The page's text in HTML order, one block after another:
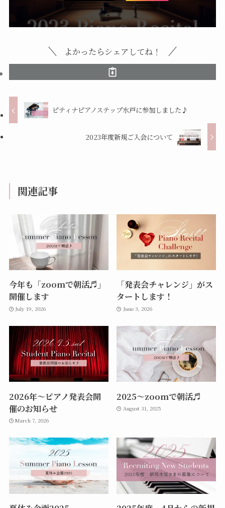
よかったらシェアしてね！
ピティナピアノステップ水戸に参加しました♪
2023年度新規ご入会について
関連記事
今年も「zoomで朝活♬」
開催します
July 19, 2026
「発表会チャレンジ」がス
タートします！
June 3, 2026
2026年〜ピアノ発表会開
催のお知らせ
March 7, 2026
2025〜zoomで朝活♬
August 31, 2025